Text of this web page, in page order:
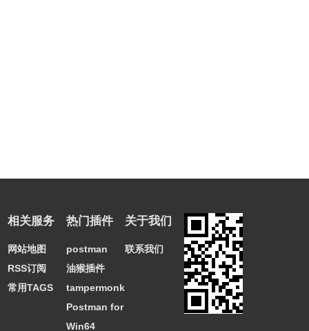
相关服务
网站地图
RSS订阅
常用TAGS
热门插件
postman
油猴插件
tampermonkey
Postman for
Win64
关于我们
联系我们